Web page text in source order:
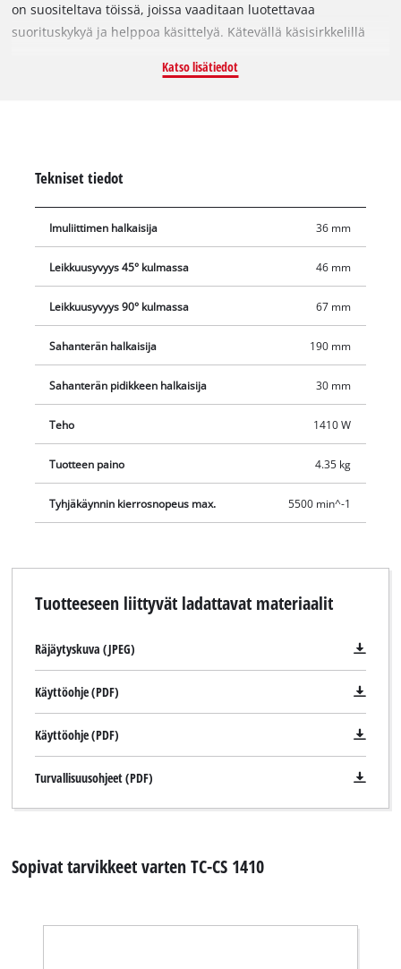
on suositeltava töissä, joissa vaaditaan luotettavaa
suorituskykyä ja helppoa käsittelyä. Kätevällä käsisirkkelillä
soveltuu monenlaisiin käyttötarkoituksiin. Käsisirkkelit ovat
tekee sahanterän vaihtamisesta yhtä helppoa. Toimitukseen
sisältyy laadukas kovametallisahanterä siisteihin ja suoriin
leikkauksiin, käsisirkkelin kanssa yhteensopivia ovat
leikkaussyvyys 45 asteen kallistuksella on 46 mm,
leikkaussyvyys 90 asteen kallistuksella on 67 mm. Suuri
lisäkahva mahdollistaa väsymättömän työskentelyn myös
pidempään kestävässä käytössä. Halkaisukiila parantaa lisäksi
työskentelyturvallisuutta. Käsisirkkelissä on liitäntä
yhteensopivilla laitteilla tapahtuvaa pölynpoistoa varten, mikä
Katso lisätiedot
Tekniset tiedot
Imuliittimen halkaisija 36 mm
Leikkuusyvyys 45° kulmassa 46 mm
Leikkuusyvyys 90° kulmassa 67 mm
Sahanterän halkaisija 190 mm
Sahanterän pidikkeen halkaisija 30 mm
Teho 1410 W
Tuotteen paino 4.35 kg
Tyhjäkäynnin kierrosnopeus max. 5500 min^-1
Tuotteeseen liittyvät ladattavat materiaalit
Räjäytyskuva (JPEG)
Käyttöohje (PDF)
Käyttöohje (PDF)
Turvallisuusohjeet (PDF)
Sopivat tarvikkeet varten TC-CS 1410